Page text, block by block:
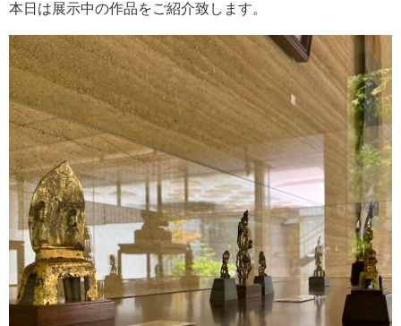
本日は展示中の作品をご紹介致します。